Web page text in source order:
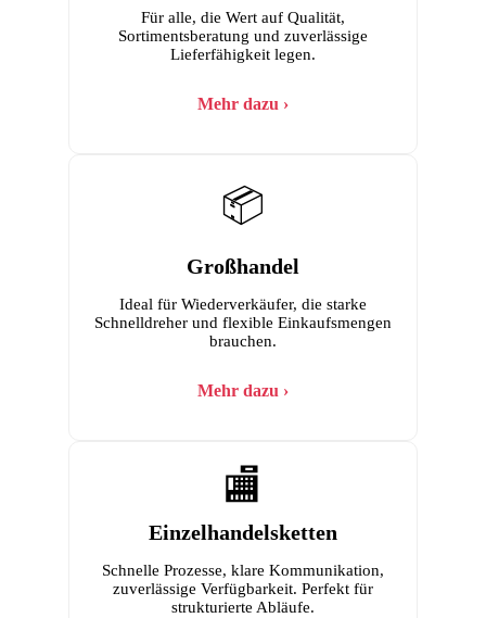
Für alle, die Wert auf Qualität,
Sortimentsberatung und zuverlässige
Lieferfähigkeit legen.
Mehr dazu ›
📦
Großhandel
Ideal für Wiederverkäufer, die starke
Schnelldreher und flexible Einkaufsmengen
brauchen.
Mehr dazu ›
🏬
Einzelhandelsketten
Schnelle Prozesse, klare Kommunikation,
zuverlässige Verfügbarkeit. Perfekt für
strukturierte Abläufe.